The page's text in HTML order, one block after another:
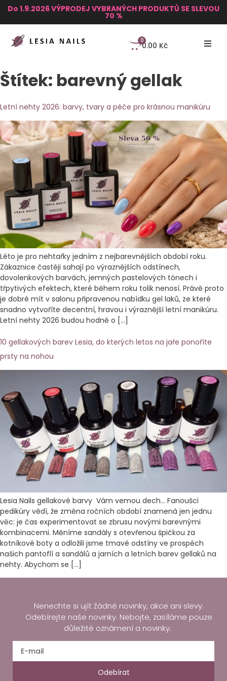
Do 1.9.2026 VÝPRODEJ VYBRANÝCH PRODUKTŮ SE SLEVOU
70 %
0.00 Kč
0
Štítek: barevný gellak
Letní nehty 2026: barvy, tvary a péče pro krásnou manikúru
Léto je pro nehtařky jedním z nejbarevnějších období roku.
Zákaznice častěji sahají po výraznějších odstínech,
dovolenkových barvách, jemných pastelových tónech i
třpytivých efektech, které během roku tolik nenosí. Právě proto
je dobré mít v salonu připravenou nabídku gel laků, ze které
snadno vytvoříte decentní, hravou i výraznější letní manikúru.
Letní nehty 2026 budou hodně o […]
10 gellakových barev Lesia, do kterých letos na jaře ponoříte
prsty na nohou
Lesia Nails gellakové barvy Vám vemou dech… Fanoušci
pedikúry vědí, že změna ročních období znamená jen jednu
věc: je čas experimentovat se zbrusu novými barevnými
kombinacemi. Měníme sandály s otevřenou špičkou za
kotníkové boty a odložili jsme tmavé odstíny ve prospěch
našich pantoflí a sandálů a jarních a letních barev gellaků na
nehty. Abychom se […]
Nenechte si ujít žádné novinky, akce ani slevy.
Odebírejte naše novinky. Nebojte, zasíláme pouze
důležité oznámení a novinky.
Odebírat